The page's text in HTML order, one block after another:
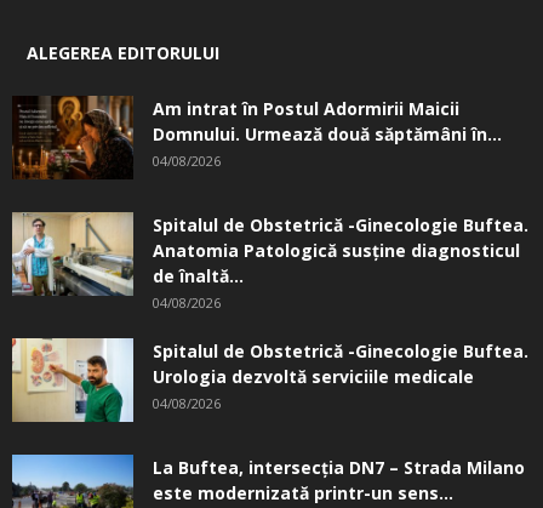
ALEGEREA EDITORULUI
Am intrat în Postul Adormirii Maicii
Domnului. Urmează două săptămâni în...
04/08/2026
Spitalul de Obstetrică -Ginecologie Buftea.
Anatomia Patologică susţine diagnosticul
de înaltă...
04/08/2026
Spitalul de Obstetrică -Ginecologie Buftea.
Urologia dezvoltă serviciile medicale
04/08/2026
La Buftea, intersecţia DN7 – Strada Milano
este modernizată printr-un sens...